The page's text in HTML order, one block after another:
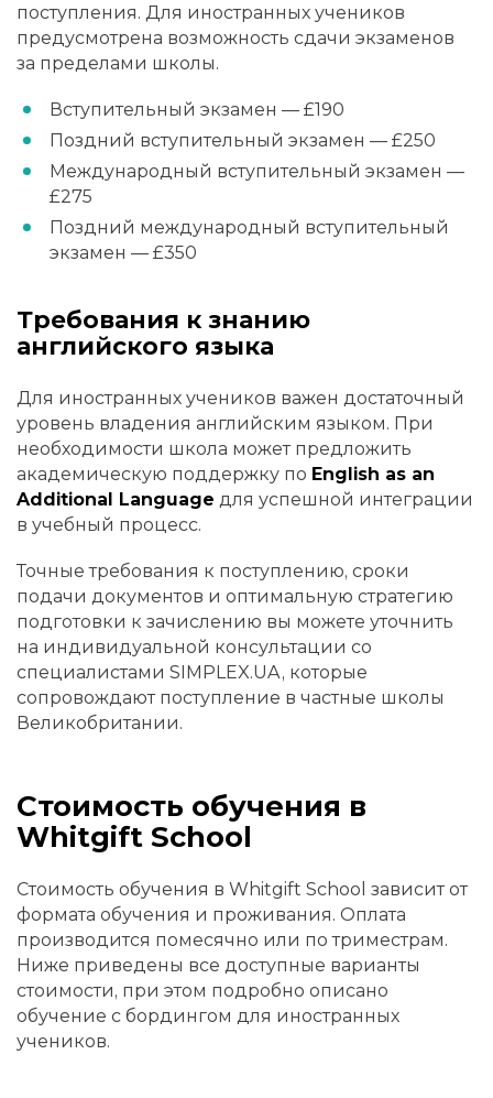
поступления. Для иностранных учеников
предусмотрена возможность сдачи экзаменов
за пределами школы.
Вступительный экзамен — £190
Поздний вступительный экзамен — £250
Международный вступительный экзамен —
£275
Поздний международный вступительный
экзамен — £350
Требования к знанию
английского языка
Для иностранных учеников важен достаточный
уровень владения английским языком. При
необходимости школа может предложить
академическую поддержку по English as an
Additional Language для успешной интеграции
в учебный процесс.
Точные требования к поступлению, сроки
подачи документов и оптимальную стратегию
подготовки к зачислению вы можете уточнить
на индивидуальной консультации со
специалистами SIMPLEX.UA, которые
сопровождают поступление в частные школы
Великобритании.
Стоимость обучения в
Whitgift School
Стоимость обучения в Whitgift School зависит от
формата обучения и проживания. Оплата
производится помесячно или по триместрам.
Ниже приведены все доступные варианты
стоимости, при этом подробно описано
обучение с бордингом для иностранных
учеников.